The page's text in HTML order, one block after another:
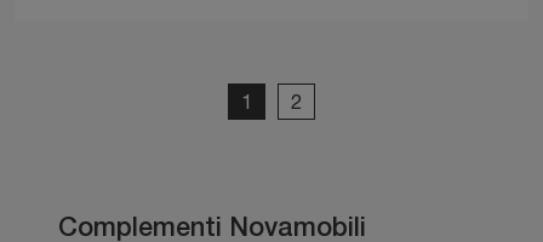
1 2
Complementi Novamobili